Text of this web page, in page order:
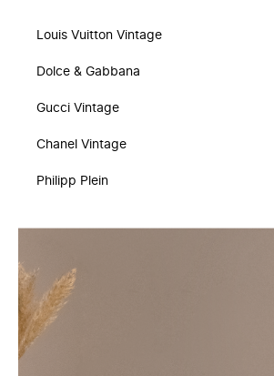
Louis Vuitton Vintage
Dolce & Gabbana
Gucci Vintage
Chanel Vintage
Philipp Plein